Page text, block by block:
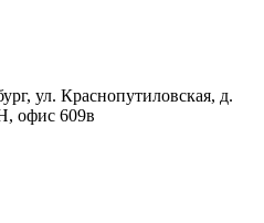
ул. Краснопутиловская, д.
офис 609в